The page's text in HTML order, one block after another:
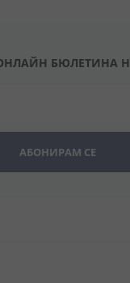
БЮЛЕТИНА
АБОНИРАМ СЕ